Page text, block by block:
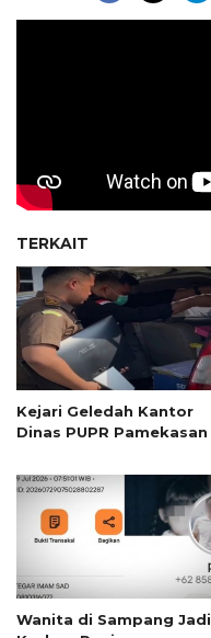
TERKAIT
Kejari Geledah Kantor
Dinas PUPR Pamekasan
Wanita di Sampang Jadi